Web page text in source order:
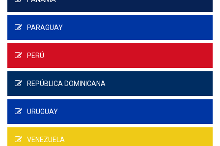
PARAGUAY
PERÚ
REPÚBLICA DOMINICANA
URUGUAY
VENEZUELA